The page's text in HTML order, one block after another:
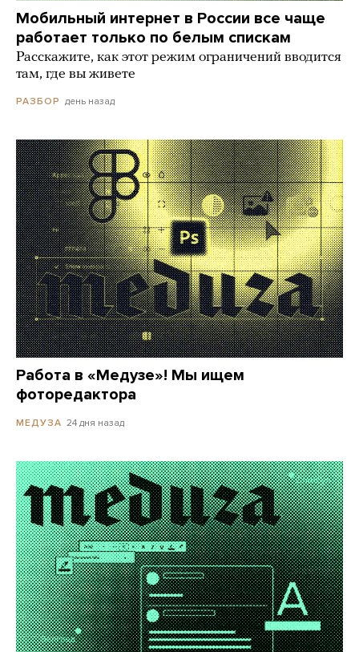
Мобильный интернет в России все чаще
работает только по белым спискам
Расскажите, как этот режим ограничений вводится
там, где вы живете
РАЗБОР день назад
Работа в «Медузе»! Мы ищем
фоторедактора
МЕДУЗА 24 дня назад